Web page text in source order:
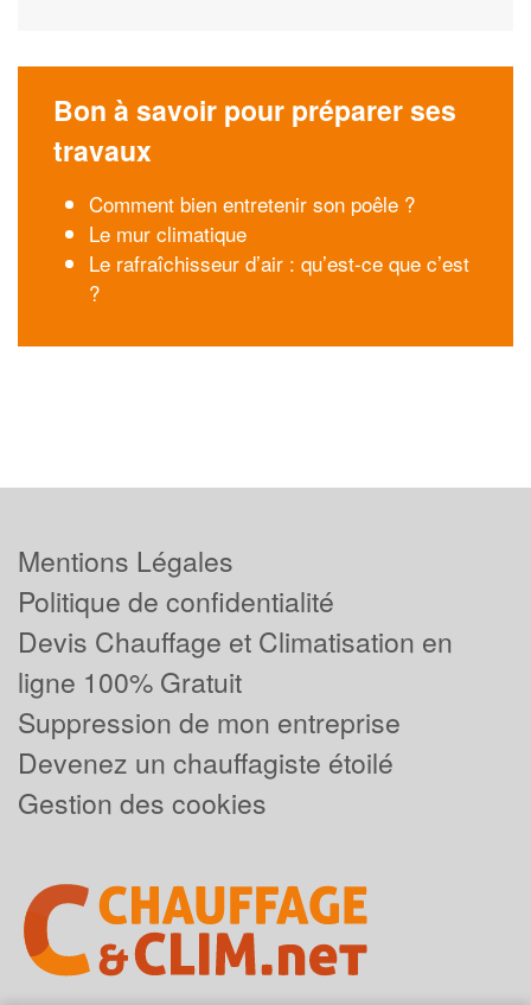
Bon à savoir pour préparer ses
travaux
Comment bien entretenir son poêle ?
Le mur climatique
Le rafraîchisseur d’air : qu’est-ce que c’est
?
Mentions Légales
Politique de confidentialité
Devis Chauffage et Climatisation en
ligne 100% Gratuit
Suppression de mon entreprise
Devenez un chauffagiste étoilé
Gestion des cookies